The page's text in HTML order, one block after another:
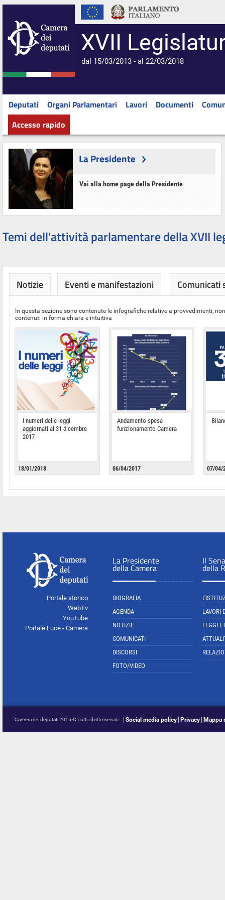
XVII
dal 15/03/2013 - al 22/03/2018
Deputati Organi Parlamentari Lavori Documenti
Accesso rapido
La Presidente
Vai alla home page della Presidente
Temi dell'attività parlamentare della XVII
Notizie Eventi e manifestazioni Comunicati
In questa sezione sono contenute le infografiche relative a provvedimenti,
contenuti in forma chiara e intuitiva
I numeri delle leggi
aggiornati al 31 dicembre
2017
18/01/2018
Andamento spesa
funzionamento Camera
06/04/2017 07/04/
Portale storico
WebTv
YouTube
Portale Luce - Camera
La Presidente
della Camera
BIOGRAFIA
AGENDA
NOTIZIE
COMUNICATI
DISCORSI
FOTO/VIDEO
Il
della
LAVORI
LEGGI E
Camera dei deputati 2015 © Tutti i diritti riservati Social media policy Privacy Mappa